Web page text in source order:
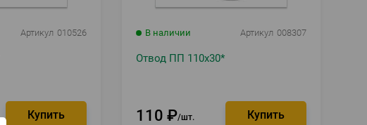
Артикул 010526 В наличии Артикул 008307
Отвод ПП 110х30*
110 ₽ шт.